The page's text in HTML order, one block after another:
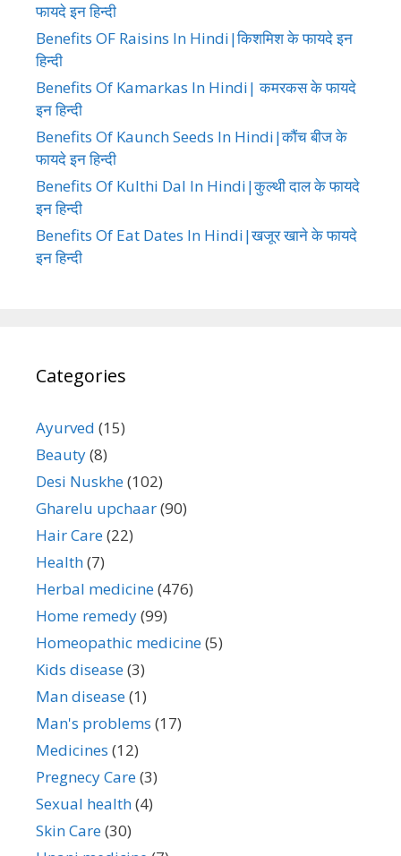
फायदे इन हिन्दी
Benefits OF Raisins In Hindi|किशमिश के फायदे इन
हिन्दी
Benefits Of Kamarkas In Hindi| कमरकस के फायदे
इन हिन्दी
Benefits Of Kaunch Seeds In Hindi|कौंच बीज के
फायदे इन हिन्दी
Benefits Of Kulthi Dal In Hindi|कुल्थी दाल के फायदे
इन हिन्दी
Benefits Of Eat Dates In Hindi|खजूर खाने के फायदे
इन हिन्दी
Categories
Ayurved (15)
Beauty(8)
Desi Nuskhe(102)
Gharelu upchaar(90)
Hair Care(22)
Health(7)
Herbal medicine(476)
Home remedy(99)
Homeopathic medicine(5)
Kids disease(3)
Man disease(1)
Man's problems (17)
Medicines (12)
Pregnecy Care(3)
Sexual health(4)
Skin Care(30)